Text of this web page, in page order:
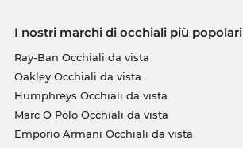
I nostri marchi di occhiali più popolari
Ray-Ban Occhiali da vista
Oakley Occhiali da vista
Humphreys Occhiali da vista
Marc O Polo Occhiali da vista
Emporio Armani Occhiali da vista